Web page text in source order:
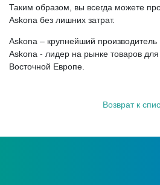
Таким образом, вы всегда можете
Askona без лишних затрат.
Askona – крупнейший производитель
Askona - лидер на рынке товаров
Восточной Европе.
Возврат к